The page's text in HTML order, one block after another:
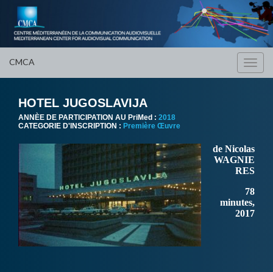
CMCA
HOTEL JUGOSLAVIJA
ANNÈE DE PARTICIPATION AU PriMed : 2018
CATEGORIE D'INSCRIPTION : Première Œuvre
de Nicolas
WAGNIE
RES
78
minutes,
2017